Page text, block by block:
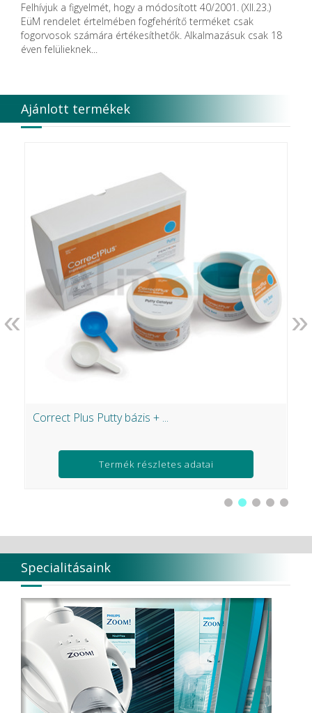
Felhívjuk a figyelmét, hogy a módosított 40/2001. (XII.23.)
EüM rendelet értelmében fogfehérítő terméket csak
fogorvosok számára értékesíthetők. Alkalmazásuk csak 18
éven felülieknek...
Ajánlott termékek
Correct Plus Putty bázis + ...
Termék részletes adatai
« »
Specialitásaink